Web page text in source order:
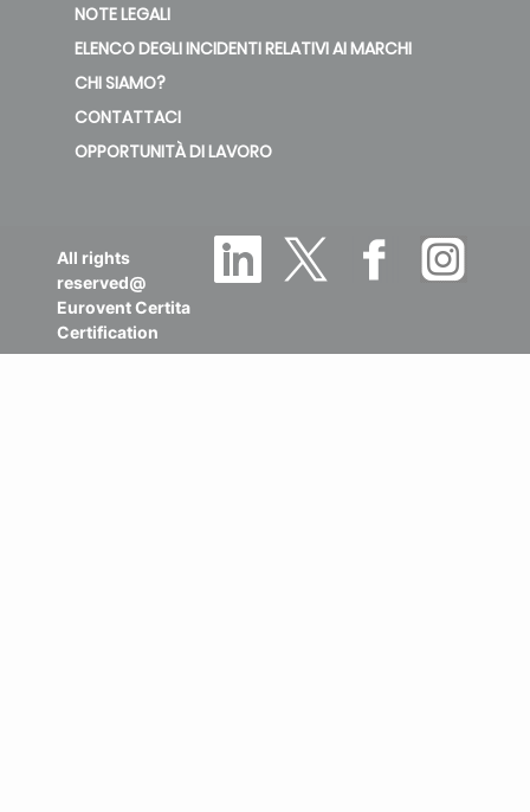
NOTE LEGALI
ELENCO DEGLI INCIDENTI RELATIVI AI MARCHI
CHI SIAMO?
CONTATTACI
OPPORTUNITÀ DI LAVORO
All rights
reserved@
Eurovent Certita
Certification